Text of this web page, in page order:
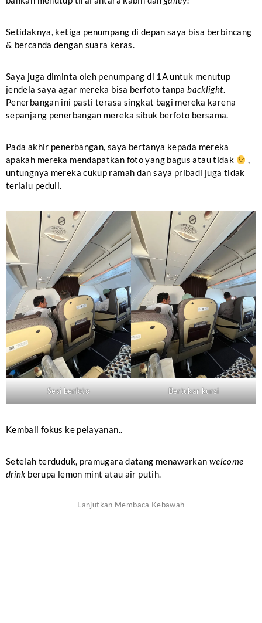
Setidaknya, ketiga penumpang di depan saya bisa berbincang
& bercanda dengan suara keras.
Saya juga diminta oleh penumpang di 1A untuk menutup
jendela saya agar mereka bisa berfoto tanpabacklight.
Penerbangan ini pasti terasa singkat bagi mereka karena
sepanjang penerbangan mereka sibuk berfoto bersama.
Pada akhir penerbangan, saya bertanya kepada mereka
apakah mereka mendapatkan foto yang bagus atau tidak
,
untungnya mereka cukup ramah dan saya pribadi juga tidak
terlalu peduli.
Sesi berfoto Bertukar kursi
Kembali fokus ke pelayanan..
Setelah terduduk, pramugara datang menawarkan welcome
drink berupa lemon mint atau air putih.